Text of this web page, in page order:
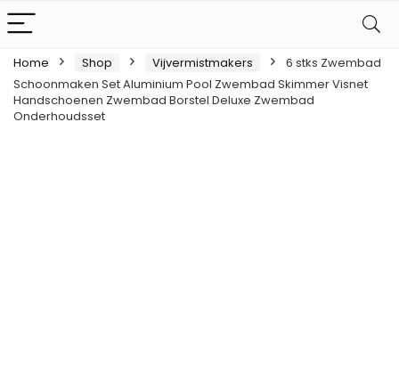
Home Shop Vijvermistmakers
6 stks Zwembad
Schoonmaken Set Aluminium Pool Zwembad Skimmer Visnet
Handschoenen Zwembad Borstel Deluxe Zwembad
Onderhoudsset